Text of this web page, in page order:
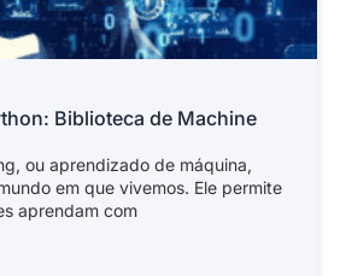
Biblioteca de Machine
ou aprendizado de máquina,
em que vivemos. Ele permite
aprendam com